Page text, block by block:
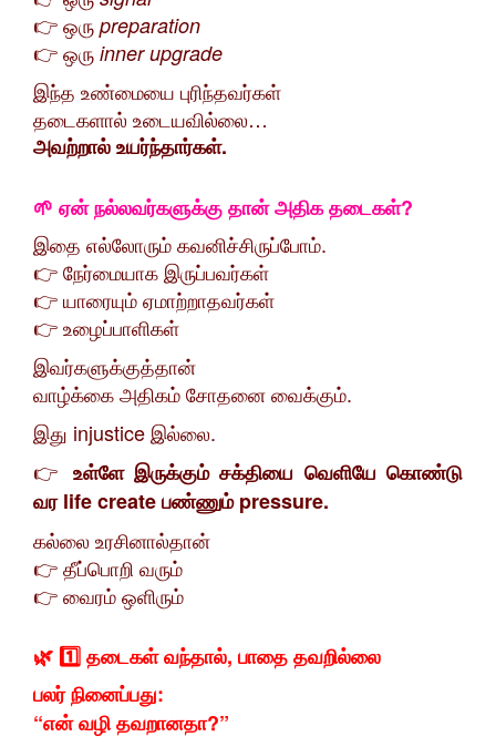
👉 ஒரு preparation
👉 ஒரு inner upgrade
இந்த உண்மையை புரிந்தவர்கள்
தடைகளால் உடையவில்லை…
அவற்றால் உயர்ந்தார்கள்.
🌱 ஏன் நல்லவர்களுக்கு தான் அதிக தடைகள்?
இதை எல்லோரும் கவனிச்சிருப்போம்.
👉 நேர்மையாக இருப்பவர்கள்
👉 யாரையும் ஏமாற்றாதவர்கள்
👉 உழைப்பாளிகள்
இவர்களுக்குத்தான்
வாழ்க்கை அதிகம் சோதனை வைக்கும்.
இது injustice இல்லை.
👉 உள்ளே இருக்கும் சக்தியை வெளியே கொண்டு
வர life create பண்ணும் pressure.
கல்லை உரசினால்தான்
👉 தீப்பொறி வரும்
👉 வைரம் ஒளிரும்
🌿 1️⃣ தடைகள் வந்தால், பாதை தவறில்லை
பலர் நினைப்பது:
“என் வழி தவறானதா?”